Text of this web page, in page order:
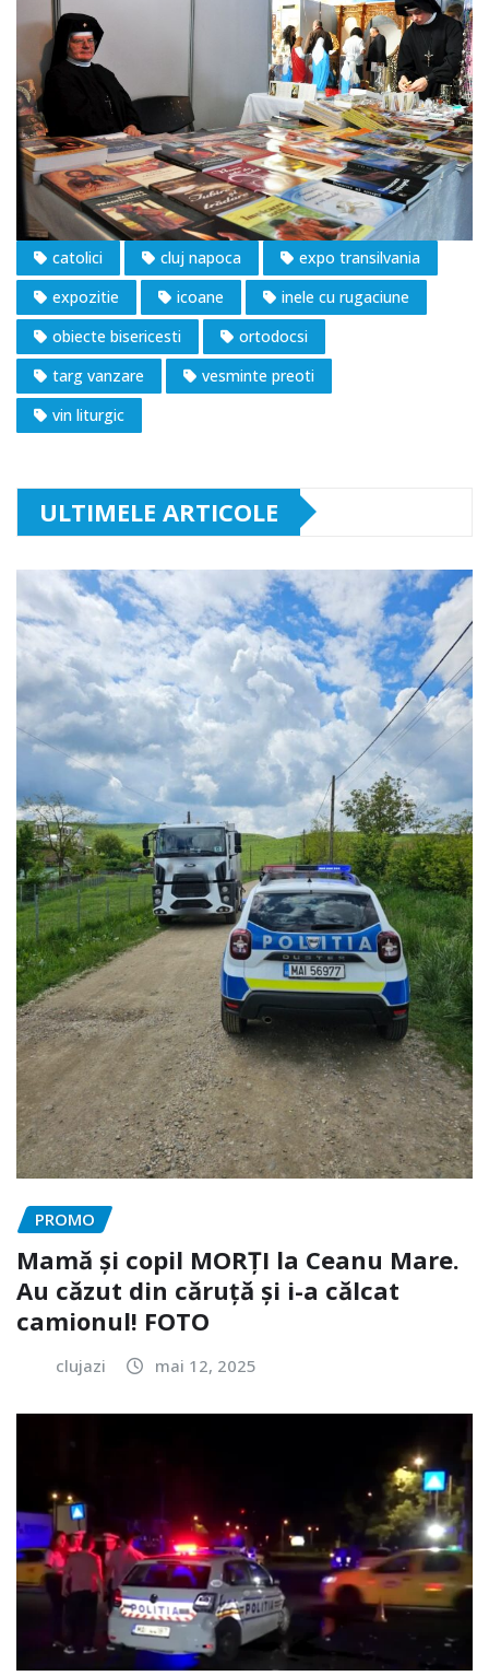
catolici cluj napoca
expo transilvania
expozitie
icoane
inele cu rugaciune
obiecte bisericesti
ortodocsi
targ vanzare
vesminte preoti
vin liturgic
ULTIMELE ARTICOLE
PROMO
Mamă și copil MORȚI la Ceanu Mare.
Au căzut din căruță și i-a călcat
camionul! FOTO
clujazi mai 12, 2025